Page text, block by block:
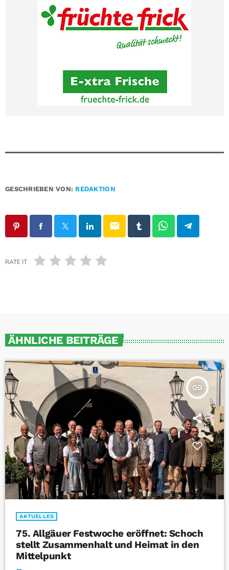
GESCHRIEBEN VON: REDAKTION
email
RATE IT
ÄHNLICHE BEITRÄGE
insert_link
AKTUELLES
75. Allgäuer Festwoche eröffnet: Schoch
stellt Zusammenhalt und Heimat in den
Mittelpunkt